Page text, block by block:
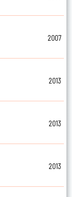
2007
2013
2013
2013